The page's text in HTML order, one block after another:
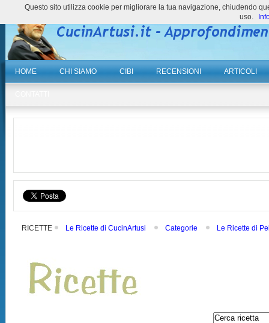
HOME CHI SIAMO CIBI RECENSIONI ARTICOLI
RICETTE Le Ricette di CucinArtusi Categorie Le Ricette di
Questo sito utilizza cookie per migliorare la tua navigazione, chiudendo
uso.